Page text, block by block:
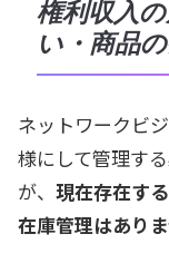
権利収入
い・商品
ネットワークビ
様にして管理す
が、 現在存在す
在庫管理はありま